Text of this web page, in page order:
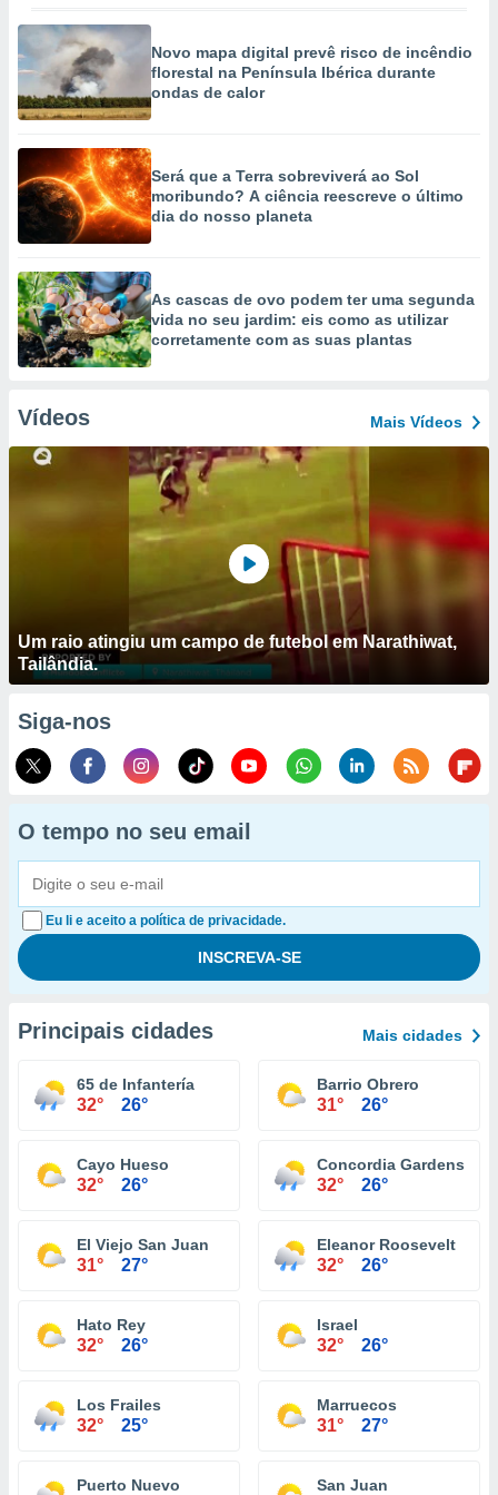
Novo mapa digital prevê risco de incêndio
florestal na Península Ibérica durante
ondas de calor
Será que a Terra sobreviverá ao Sol
moribundo? A ciência reescreve o último
dia do nosso planeta
As cascas de ovo podem ter uma segunda
vida no seu jardim: eis como as utilizar
corretamente com as suas plantas
Vídeos Mais Vídeos
Um raio atingiu um campo de futebol em Narathiwat,
Tailândia.
Siga-nos
O tempo no seu email
Eu li e aceito a política de privacidade.
Principais cidades Mais cidades
65 de Infantería
32° 26°
Barrio Obrero
31° 26°
Cayo Hueso
32° 26°
Concordia Gardens
32° 26°
El Viejo San Juan
31° 27°
Eleanor Roosevelt
32° 26°
Hato Rey
32° 26°
Israel
32° 26°
Los Frailes
32° 25°
Marruecos
31° 27°
Puerto Nuevo San Juan